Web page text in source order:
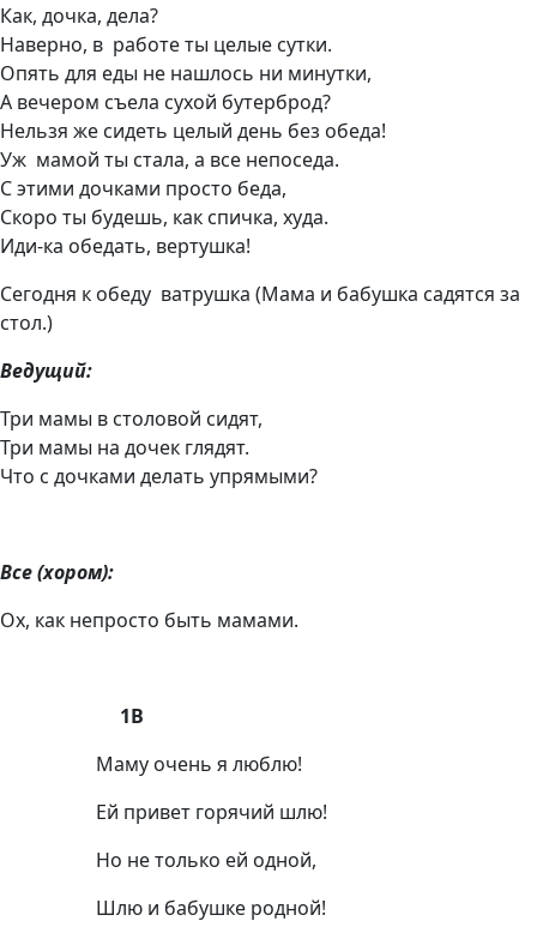
Как, дочка, дела?
Наверно, в работе ты целые сутки.
Опять для еды не нашлось ни минутки,
А вечером съела сухой бутерброд?
Нельзя же сидеть целый день без обеда!
Уж мамой ты стала, а все непоседа.
С этими дочками просто беда,
Скоро ты будешь, как спичка, худа.
Иди-ка обедать, вертушка!
Сегодня к обеду ватрушка (Мама и бабушка садятся за
стол.)
Ведущий:
Три мамы в столовой сидят,
Три мамы на дочек глядят.
Что с дочками делать упрямыми?
Все (хором):
Ох, как непросто быть мамами.
1В
Маму очень я люблю!
Ей привет горячий шлю!
Но не только ей одной,
Шлю и бабушке родной!